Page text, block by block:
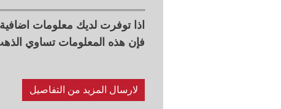
اذا توفرت لديك معلومات
فإن هذه المعلومات تساوي
لارسال المزيد من التفاصيل